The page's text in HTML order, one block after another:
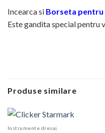
Incearca si Borseta pentru
Este gandita special pentru
Produse similare
Instrumente dresaj